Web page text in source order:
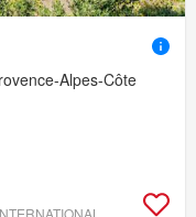
Alpes-Côte